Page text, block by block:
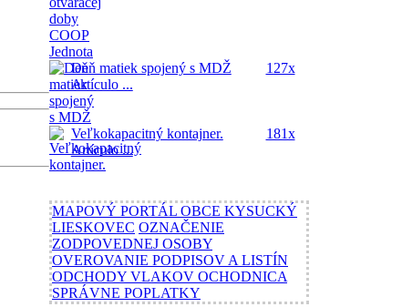
Deň matiek spojený s MDŽ
Artículo ...
127x
Veľkokapacitný kontajner.
Artículo ...
181x
MAPOVÝ PORTÁL OBCE KYSUCKÝ
LIESKOVEC OZNAČENIE
ZODPOVEDNEJ OSOBY
OVEROVANIE PODPISOV A LISTÍN
ODCHODY VLAKOV OCHODNICA
SPRÁVNE POPLATKY